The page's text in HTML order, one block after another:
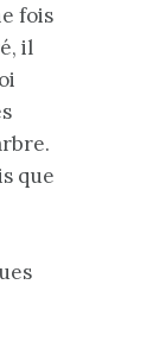
fois
il
que